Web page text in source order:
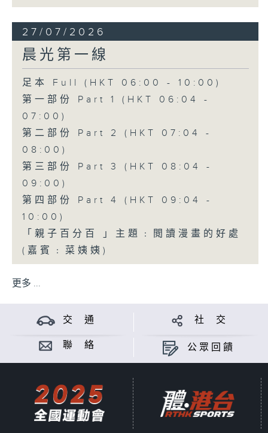
27/07/2026
晨光第一線
足本 Full (HKT 06:00 - 10:00)
第一部份 Part 1 (HKT 06:04 -
07:00)
第二部份 Part 2 (HKT 07:04 -
08:00)
第三部份 Part 3 (HKT 08:04 -
09:00)
第四部份 Part 4 (HKT 09:04 -
10:00)
「親子百分百 」主題﹕閲讀漫畫的好處
(嘉賓﹕菜姨姨)
更多 ...
交 通 社 交
聯 絡 公眾回饋